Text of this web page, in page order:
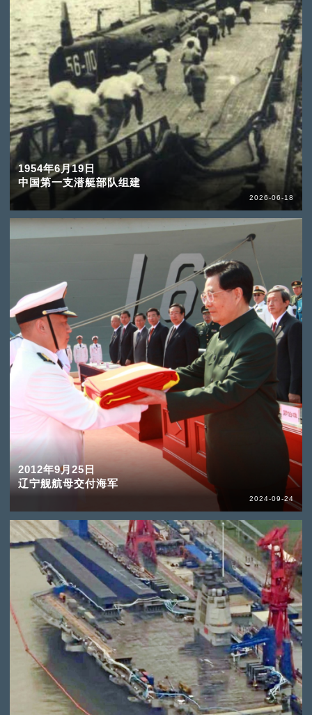
1954年6月19日
中国第一支潜艇部队组建
2026-06-18
2012年9月25日
辽宁舰航母交付海军
2024-09-24